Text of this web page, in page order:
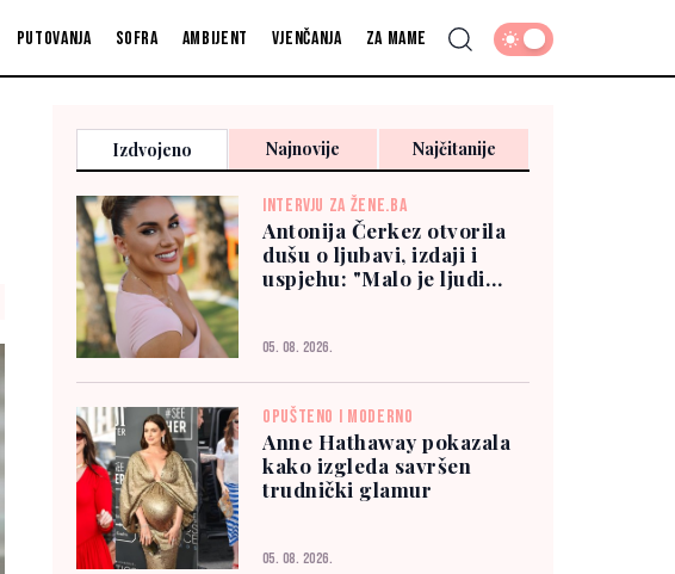
Putovanja Sofra Ambijent Vjenčanja Za mame
Izdvojeno Najnovije Najčitanije
INTERVJU ZA ŽENE.BA
Antonija Čerkez otvorila
dušu o ljubavi, izdaji i
uspjehu: "Malo je ljudi
05. 08. 2026.
OPUŠTENO I MODERNO
Anne Hathaway pokazala
kako izgleda savršen
trudnički glamur
05. 08. 2026.